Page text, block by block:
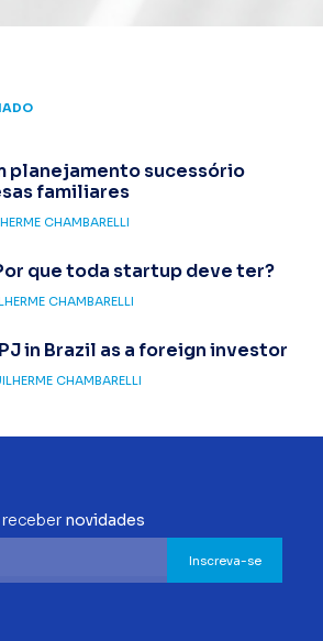
planejamento sucessório
familiares
CHAMBARELLI
que toda startup deve ter?
CHAMBARELLI
in Brazil as a foreign investor
CHAMBARELLI
novidades
Inscreva-se